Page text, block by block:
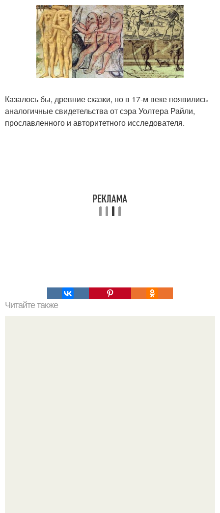
Казалось бы, древние сказки, но в 17-м веке появились
аналогичные свидетельства от сэра Уолтера Райли,
прославленного и авторитетного исследователя.
Читайте также